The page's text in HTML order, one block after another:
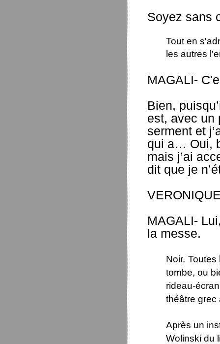
Soyez sans
Tout en
les autres
MAGALI-
Bien,
est, avec un
serment et
qui a… Oui,
mais j’ai
dit que je
MAGALI-
la messe.
Noir. Toutes
tombe, ou
rideau-
théâtre grec
Après un
Wolinski du